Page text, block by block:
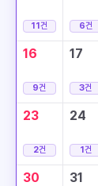
11건 6건
16
9건
17
3건
23
2건
24
1건
30 31